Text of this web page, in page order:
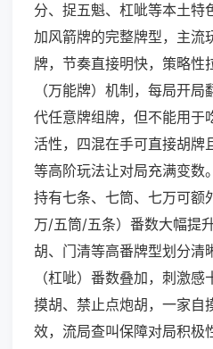
分、捉五魁、杠呲等本土特
加风箭牌的完整牌型，主流
牌，节奏直接明快，策略性
（万能牌）机制，每局开
代任意牌组牌，但不能用于
活性，四混在手可直接胡牌
等高阶玩法让对局充满变数
持有七条、七筒、七万可额
万/五筒/五条）番数大幅提
胡、门清等高番牌型划分清
（杠呲）番数叠加，刺激
摸胡、禁止点炮胡，一家自
效，流局查叫保障对局积极